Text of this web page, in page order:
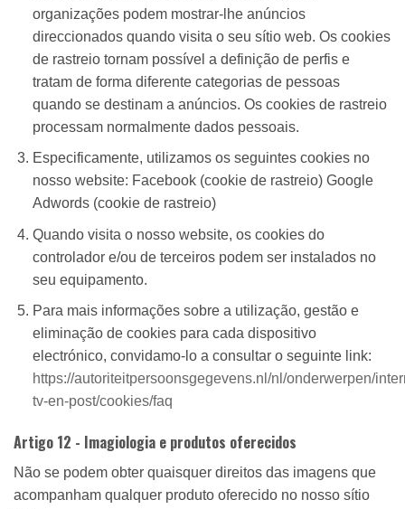
organizações podem mostrar-lhe anúncios
direccionados quando visita o seu sítio web. Os cookies
de rastreio tornam possível a definição de perfis e
tratam de forma diferente categorias de pessoas
quando se destinam a anúncios. Os cookies de rastreio
processam normalmente dados pessoais.
Especificamente, utilizamos os seguintes cookies no
nosso website: Facebook (cookie de rastreio) Google
Adwords (cookie de rastreio)
Quando visita o nosso website, os cookies do
controlador e/ou de terceiros podem ser instalados no
seu equipamento.
Para mais informações sobre a utilização, gestão e
eliminação de cookies para cada dispositivo
electrónico, convidamo-lo a consultar o seguinte link:
https://autoriteitpersoonsgegevens.nl/nl/onderwerpen/
tv-en-post/cookies/faq
Artigo 12 - Imagiologia e produtos oferecidos
Não se podem obter quaisquer direitos das imagens que
acompanham qualquer produto oferecido no nosso sítio